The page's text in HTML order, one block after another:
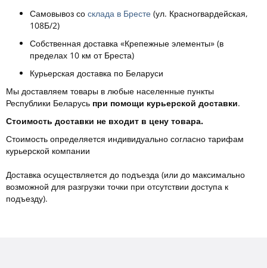
Самовывоз со склада в Бресте (ул. Красногвардейская,
108Б/2)
Собственная доставка «Крепежные элементы» (в
пределах 10 км от Бреста)
Курьерская доставка по Беларуси
Мы доставляем товары в любые населенные пункты
Республики Беларусь при помощи курьерской доставки.
Стоимость доставки не входит в цену товара.
Стоимость определяется индивидуально согласно тарифам
курьерской компании
Доставка осуществляется до подъезда (или до максимально
возможной для разгрузки точки при отсутствии доступа к
подъезду).